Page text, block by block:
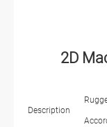
2D
Description